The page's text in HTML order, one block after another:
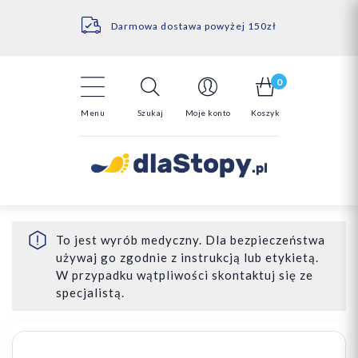
Darmowa dostawa powyżej 150zł
14 Dni na darmowy zwrot*
Menu Szukaj Moje konto
0
Koszyk
To jest wyrób medyczny. Dla bezpieczeństwa
używaj go zgodnie z instrukcją lub etykietą.
W przypadku wątpliwości skontaktuj się ze
specjalistą.